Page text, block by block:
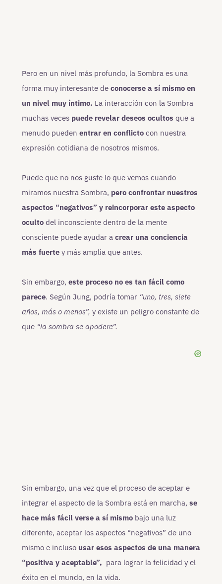
Pero en un nivel más profundo, la Sombra es una
forma muy interesante de conocerse a sí mismo en
un nivel muy íntimo. La interacción con la Sombra
muchas veces puede revelar deseos ocultos que a
menudo pueden entrar en conflicto con nuestra
expresión cotidiana de nosotros mismos.
Puede que no nos guste lo que vemos cuando
miramos nuestra Sombra, pero confrontar nuestros
aspectos “negativos” y reincorporar este aspecto
oculto del inconsciente dentro de la mente
consciente puede ayudar a crear una conciencia
más fuerte y más amplia que antes.
Sin embargo, este proceso no es tan fácil como
parece. Según Jung, podría tomar “uno, tres, siete
años, más o menos”, y existe un peligro constante de
que “la sombra se apodere”.
Sin embargo, una vez que el proceso de aceptar e
integrar el aspecto de la Sombra está en marcha, se
hace más fácil verse a sí mismo bajo una luz
diferente, aceptar los aspectos “negativos” de uno
mismo e incluso usar esos aspectos de una manera
“positiva y aceptable”, para lograr la felicidad y el
éxito en el mundo, en la vida.